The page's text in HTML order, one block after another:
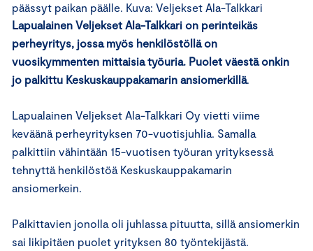
päässyt paikan päälle. Kuva: Veljekset Ala-Talkkari
Lapualainen Veljekset Ala-Talkkari on perinteikäs
perheyritys, jossa myös henkilöstöllä on
vuosikymmenten mittaisia työuria. Puolet väestä onkin
jo palkittu Keskuskauppakamarin ansiomerkillä.
Lapualainen Veljekset Ala-Talkkari Oy vietti viime
keväänä perheyrityksen 70-vuotisjuhlia. Samalla
palkittiin vähintään 15-vuotisen työuran yrityksessä
tehnyttä henkilöstöä Keskuskauppakamarin
ansiomerkein.
Palkittavien jonolla oli juhlassa pituutta, sillä ansiomerkin
sai likipitäen puolet yrityksen 80 työntekijästä.